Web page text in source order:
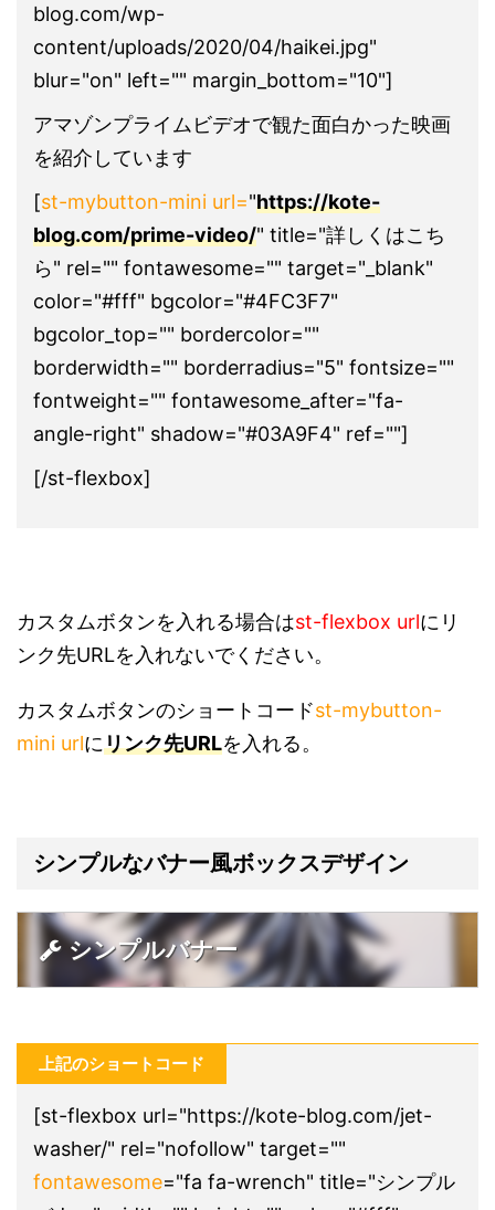
blog.com/wp-
content/uploads/2020/04/haikei.jpg"
blur="on" left="" margin_bottom="10"]
アマゾンプライムビデオで観た面白かった映画
を紹介しています
[st-mybutton-mini url="https://kote-
blog.com/prime-video/" title="詳しくはこち
ら" rel="" fontawesome="" target="_blank"
color="#fff" bgcolor="#4FC3F7"
bgcolor_top="" bordercolor=""
borderwidth="" borderradius="5" fontsize=""
fontweight="" fontawesome_after="fa-
angle-right" shadow="#03A9F4" ref=""]
[/st-flexbox]
カスタムボタンを入れる場合はst-flexbox urlにリ
ンク先URLを入れないでください。
カスタムボタンのショートコードst-mybutton-
mini urlにリンク先URLを入れる。
シンプルなバナー風ボックスデザイン
シンプルバナー
上記のショートコード
[st-flexbox url="https://kote-blog.com/jet-
washer/" rel="nofollow" target=""
fontawesome="fa fa-wrench" title="シンプル